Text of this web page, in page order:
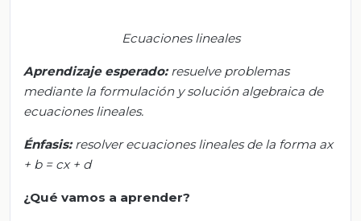
Ecuaciones lineales
Aprendizaje esperado:resuelve problemas
mediante la formulación y solución algebraica de
ecuaciones lineales.
Énfasis:resolver ecuaciones lineales de la forma ax
+ b = cx + d
¿Qué vamos a aprender?